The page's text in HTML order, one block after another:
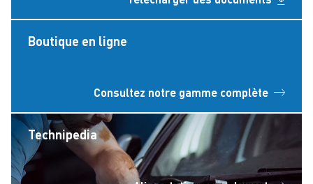
Boutique en ligne
Consultez notre gamme complète
Technipedia